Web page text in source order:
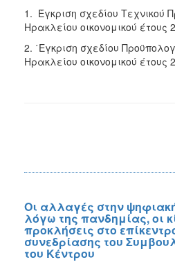
1. Έγκριση σχεδίου
Ηρακλείου οικονομικού έτους
2. ΄Εγκριση σχεδίου
Ηρακλείου οικονομικού έτους
Οι αλλαγές στην
λόγω της πανδημίας, οι
προκλήσεις στο
συνεδρίασης του
του Κέντρου